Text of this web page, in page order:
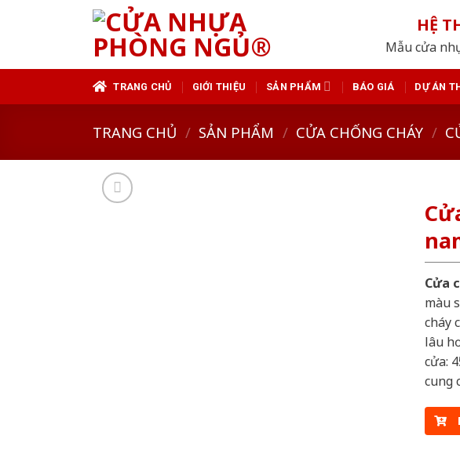
HỆ
Mẫu cửa
TRANG CHỦ GIỚI THIỆU SẢN PHẨM BÁO GIÁ DỰ ÁN
TRANG CHỦ / SẢN PHẨM / CỬA CHỐNG CHÁY /
Cửa
màu
cháy
lâu
cửa:
cung